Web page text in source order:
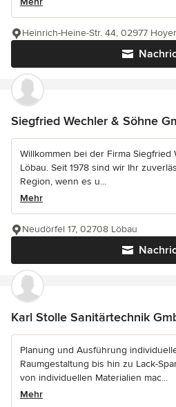
Heinrich-Heine-Str. 44, 02977
Siegfried Wechler & Söhne
Willkommen bei der Firma Siegfried
Löbau. Seit 1978 sind wir Ihr
Region, wenn es u...
Mehr
Neudörfel 17, 02708 Löbau
Karl Stolle Sanitärtechnik
Planung und Ausführung
Raumgestaltung bis hin zu Lack-
von individuellen Materialien mac...
Mehr